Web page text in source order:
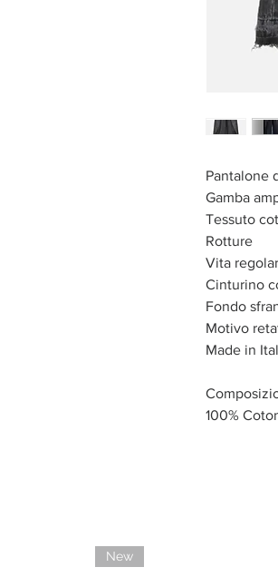
Pantalone
Gamba
Tessuto
Rotture
Vita
Cinturino
Fondo
Motivo
Made in
100%
New